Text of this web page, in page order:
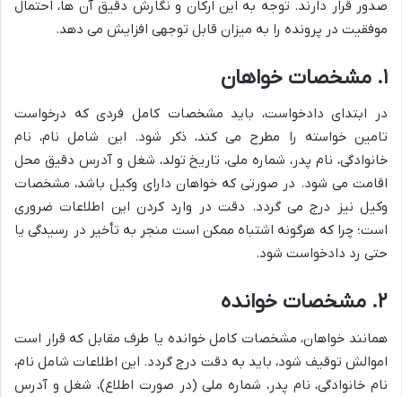
صدور قرار دارند. توجه به این ارکان و نگارش دقیق آن ها، احتمال
موفقیت در پرونده را به میزان قابل توجهی افزایش می دهد.
۱. مشخصات خواهان
در ابتدای دادخواست، باید مشخصات کامل فردی که درخواست
تامین خواسته را مطرح می کند، ذکر شود. این شامل نام، نام
خانوادگی، نام پدر، شماره ملی، تاریخ تولد، شغل و آدرس دقیق محل
اقامت می شود. در صورتی که خواهان دارای وکیل باشد، مشخصات
وکیل نیز درج می گردد. دقت در وارد کردن این اطلاعات ضروری
است؛ چرا که هرگونه اشتباه ممکن است منجر به تأخیر در رسیدگی یا
حتی رد دادخواست شود.
۲. مشخصات خوانده
همانند خواهان، مشخصات کامل خوانده یا طرف مقابل که قرار است
اموالش توقیف شود، باید به دقت درج گردد. این اطلاعات شامل نام،
نام خانوادگی، نام پدر، شماره ملی (در صورت اطلاع)، شغل و آدرس